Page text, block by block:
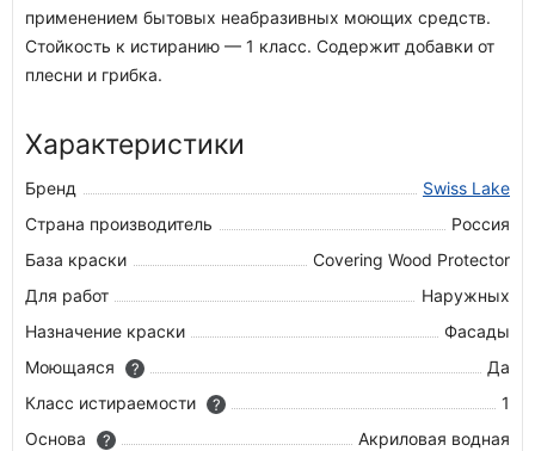
применением бытовых неабразивных моющих средств.
Стойкость к истиранию — 1 класс. Содержит добавки от
плесни и грибка.
Характеристики
Бренд
Swiss Lake
Страна производитель
Россия
База краски
Covering Wood Protector
Для работ
Наружных
Назначение краски
Фасады
Моющаяся
?
Да
Класс истираемости
?
1
Основа
?
Акриловая водная